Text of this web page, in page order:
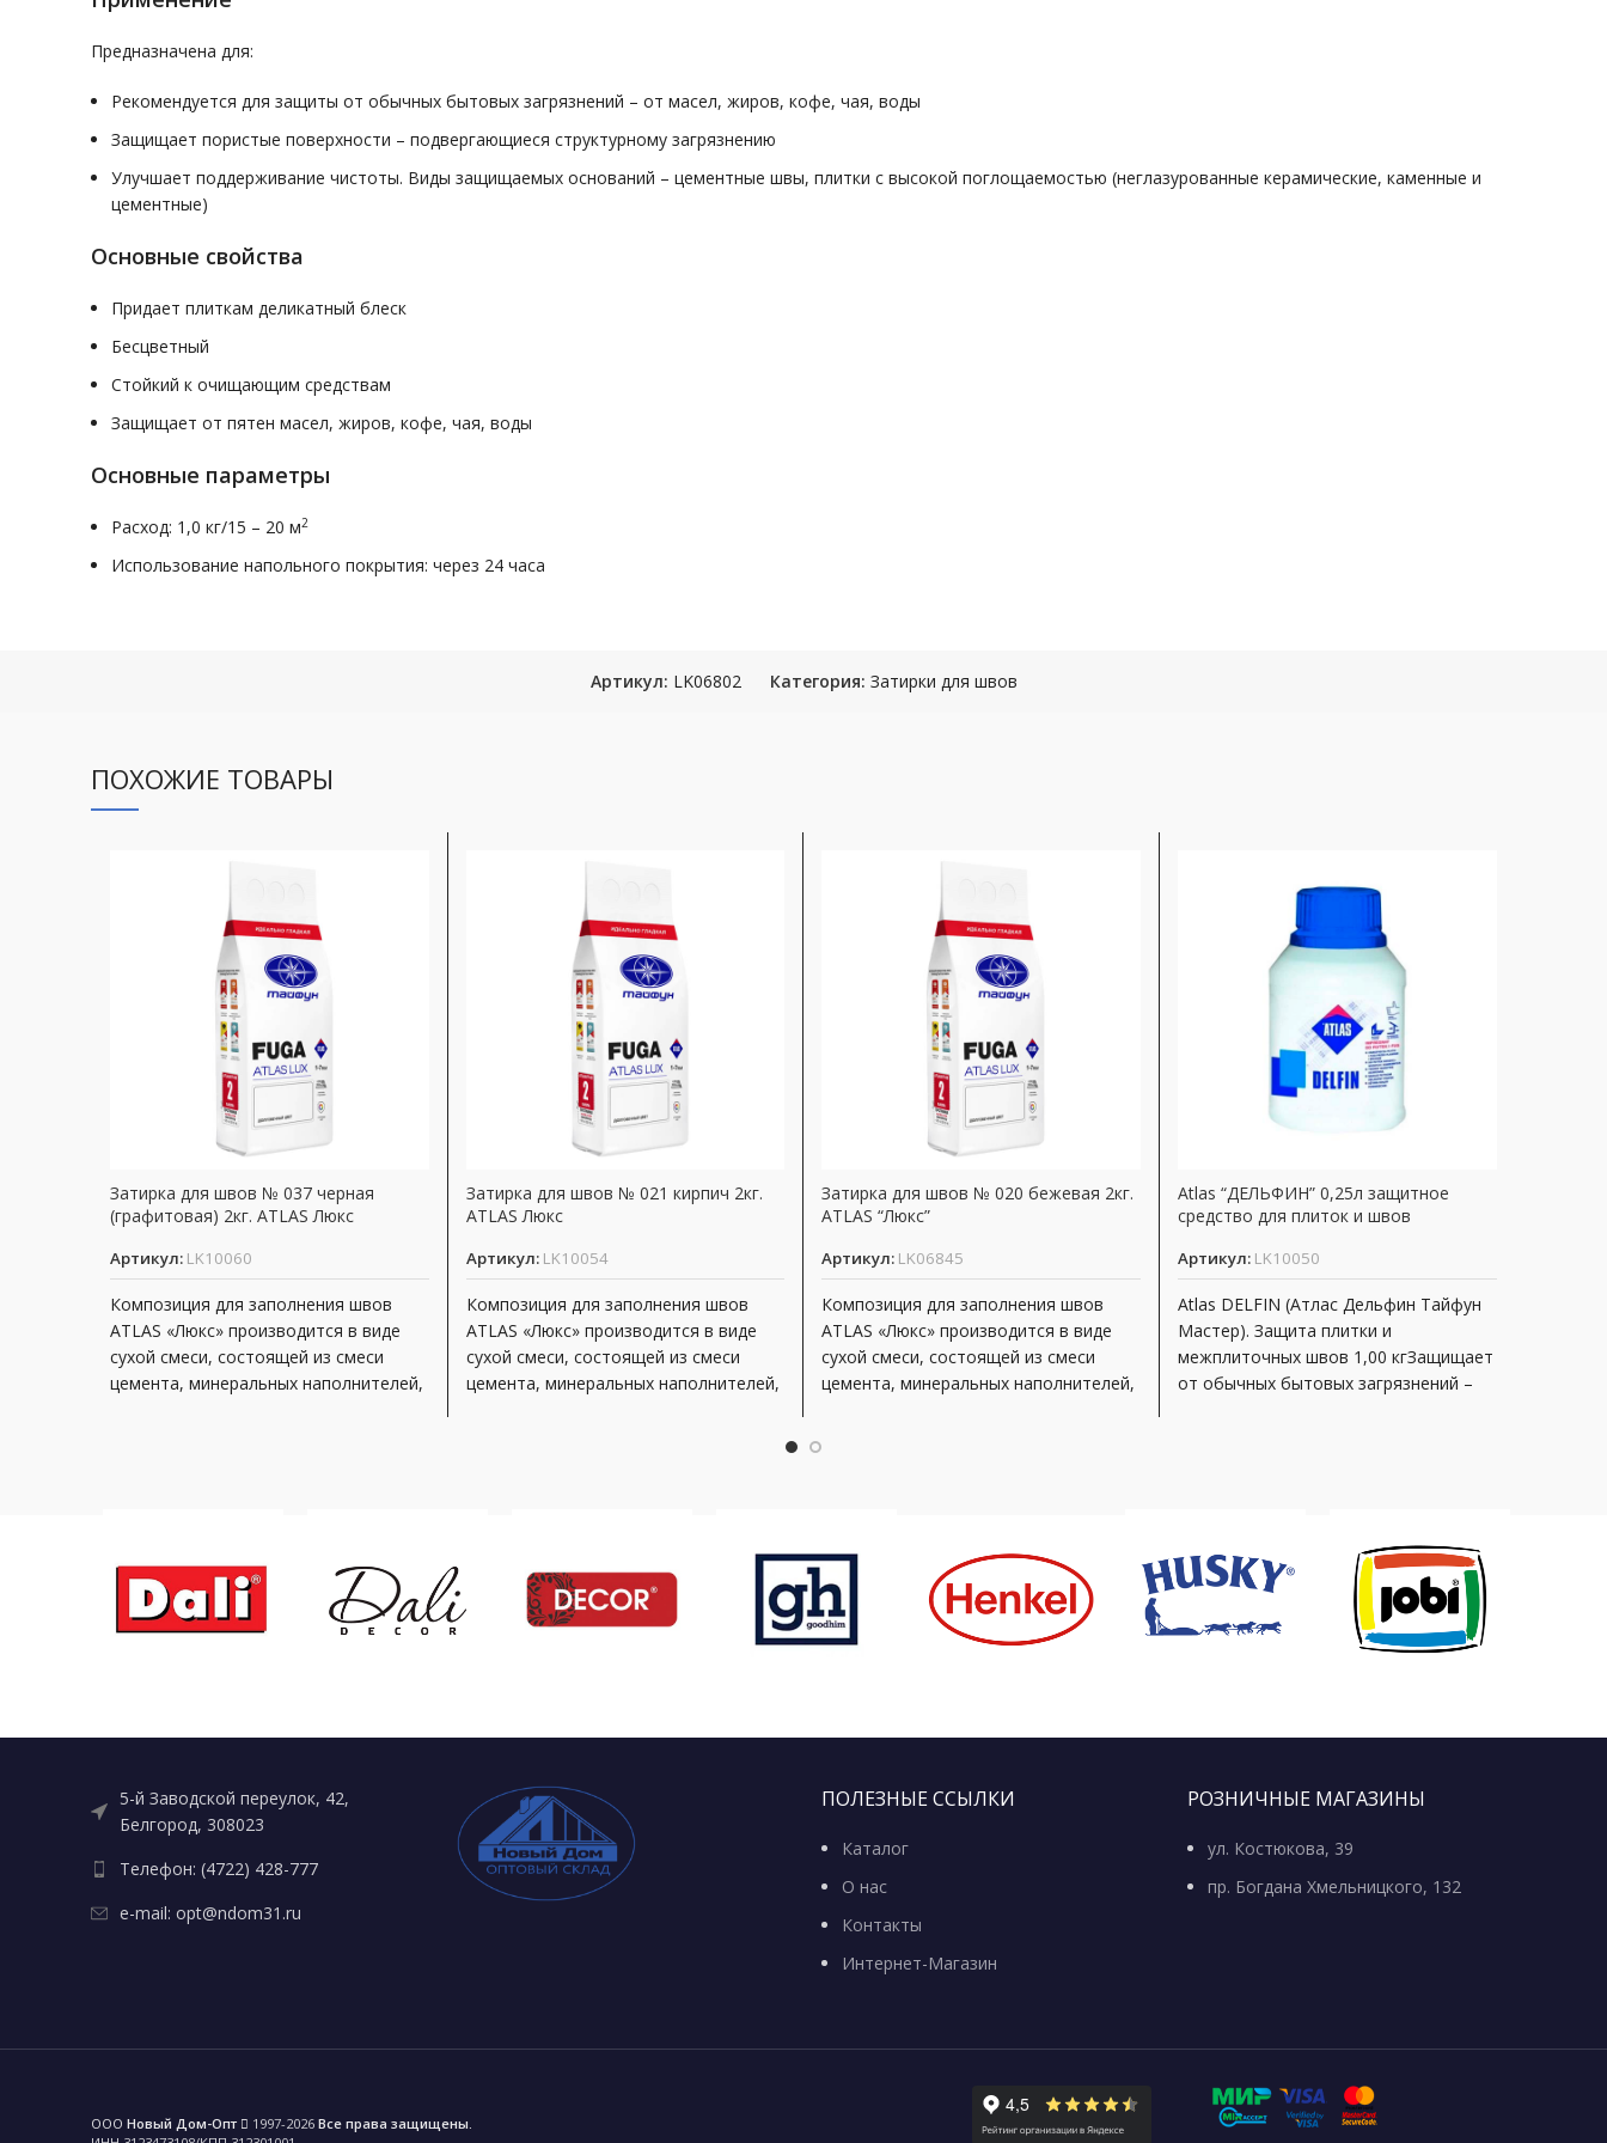
Предназначена для:
Рекомендуется для защиты от обычных бытовых загрязнений – от масел, жиров, кофе, чая, воды
Защищает пористые поверхности – подвергающиеся структурному загрязнению
Улучшает поддерживание чистоты. Виды защищаемых оснований – цементные швы, плитки с высокой поглощаемостью (неглазурованные керамические, каменные и
цементные)
Основные свойства
Придает плиткам деликатный блеск
Бесцветный
Стойкий к очищающим средствам
Защищает от пятен масел, жиров, кофе, чая, воды
Основные параметры
Расход: 1,0 кг/15 – 20 м2
Использование напольного покрытия: через 24 часа
Артикул: LK06802 Категория: Затирки для швов
ПОХОЖИЕ ТОВАРЫ
Затирка для швов № 037 черная
(графитовая) 2кг. ATLAS Люкс
Артикул: LK10060
Композиция для заполнения швов
ATLAS «Люкс» производится в виде
сухой смеси, состоящей из смеси
цемента, минеральных наполнителей,
Затирка для швов № 021 кирпич 2кг.
ATLAS Люкс
Артикул: LK10054
Композиция для заполнения швов
ATLAS «Люкс» производится в виде
сухой смеси, состоящей из смеси
цемента, минеральных наполнителей,
Затирка для швов № 020 бежевая 2кг.
ATLAS “Люкс”
Артикул: LK06845
Композиция для заполнения швов
ATLAS «Люкс» производится в виде
сухой смеси, состоящей из смеси
цемента, минеральных наполнителей,
Atlas “ДЕЛЬФИН” 0,25л защитное
средство для плиток и швов
Артикул: LK10050
Atlas DELFIN (Атлас Дельфин Тайфун
Мастер). Защита плитки и
межплиточных швов 1,00 кгЗащищает
от обычных бытовых загрязнений –
5-й Заводской переулок, 42,
Белгород, 308023
Телефон: (4722) 428-777
e-mail: opt@ndom31.ru
ПОЛЕЗНЫЕ ССЫЛКИ
Каталог
О нас
Контакты
Интернет-Магазин
РОЗНИЧНЫЕ МАГАЗИНЫ
ул. Костюкова, 39
пр. Богдана Хмельницкого, 132
ООО Новый Дом-Опт 1997-2026 Все права защищены.